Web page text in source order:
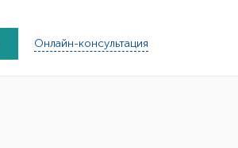
Онлайн-консультация